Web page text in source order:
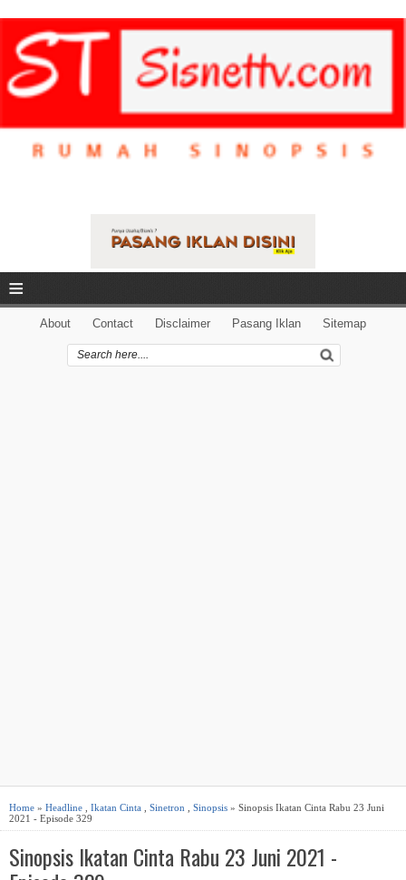
≡
About Contact Disclaimer Pasang Iklan Sitemap
Home » Headline Ikatan Cinta Sinetron Sinopsis » Sinopsis Ikatan Cinta Rabu 23 Juni
2021 - Episode 329
Sinopsis Ikatan Cinta Rabu 23 Juni 2021 -